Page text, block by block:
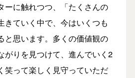
ーに触れつつ、「たくさんの
きていく中で、今はいくつも
と思います。多くの価値観の
がりを見つけて、進んでいく2
笑って楽しく見守っていただ